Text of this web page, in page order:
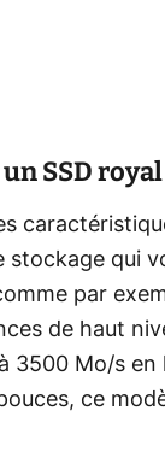
SSD
stockage qui
par
de haut
3500 Mo/s
ce